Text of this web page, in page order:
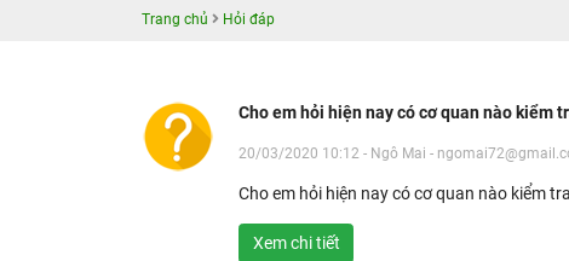
Trang chủ Hỏi đáp
Cho em hỏi hiện nay có cơ quan nào kiểm
20/03/2020 10:12 - Ngô Mai -
Cho em hỏi hiện nay có cơ quan nào kiểm
Xem chi tiết